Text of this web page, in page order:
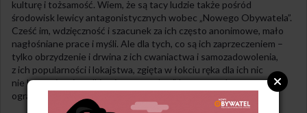
kulturę i tożsamość. Wiem, że są tacy ludzie także pośród
środowisk lewicy antagonistycznych wobec „Nowego Obywatela”.
Cześć im, wdzięczność i szacunek za ich często anonimowe, mało
nagłośniane prace i myśli. Ale dla tych, co są ich zaprzeczeniem –
tylko obrzydzenie i drwina z ich cwaniactwa i samozadowolenia,
z ich popularności i lokajstwa, zgięta w łokciu ręka dla ich nic
nie kosztującej „walki z ciemnogrodem”, bo często do tego
ogranicza się ich wybrakowany humanizm.